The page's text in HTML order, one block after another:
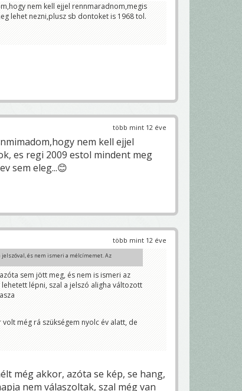
nem kell ejjel rennmaradnom,megis
lehet nezni,plusz sb dontoket is 1968 tol.
több mint 12 éve
nem kell ejjel
es regi 2009 estol mindent meg
sem eleg...😊
több mint 12 éve
és nem ismeri a mélcímemet. Az
sem jött meg, és nem is ismeri az
lépni, szal a jelszó aligha változott
még rá szükségem nyolc év alatt, de
még akkor, azóta se kép, se hang,
nem válaszoltak, szal még van